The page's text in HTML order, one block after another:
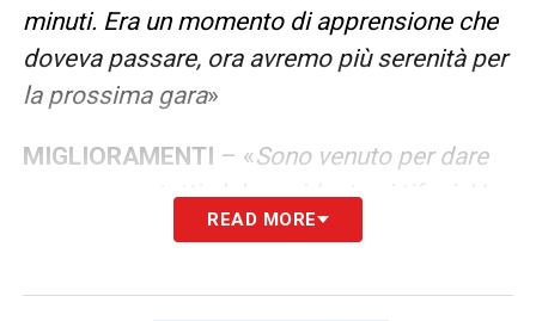
minuti. Era un momento di apprensione che
doveva passare, ora avremo più serenità per
la prossima gara»
MIGLIORAMENTI – «Sono venuto per dare
una mano a tutti, dal presidente ai tifosi. Ho
già visto qualcosa che posso migliorare e
pazzesca c’era il rischio di un anno più
READ MORE